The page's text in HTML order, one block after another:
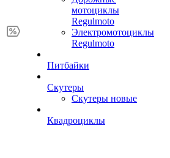
мотоциклы
Regulmoto
Электромотоциклы
Regulmoto
Питбайки
Скутеры
Скутеры новые
Квадроциклы